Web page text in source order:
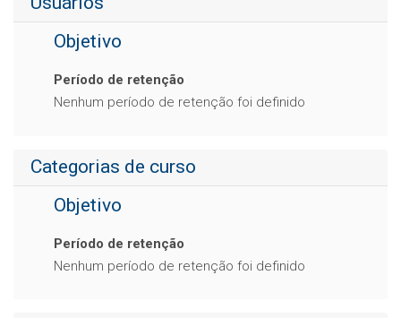
Objetivo
Período de retenção
Nenhum período de retenção foi definido
Categorias de curso
Objetivo
Período de retenção
Nenhum período de retenção foi definido